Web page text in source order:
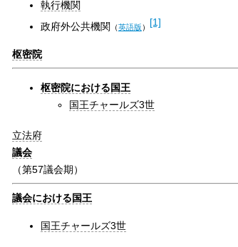
執行機関
政府外公共機関 （英語版） [1]
枢密院
枢密院における国王
国王チャールズ3世
立法府
議会
（第57議会期）
議会における国王
国王チャールズ3世